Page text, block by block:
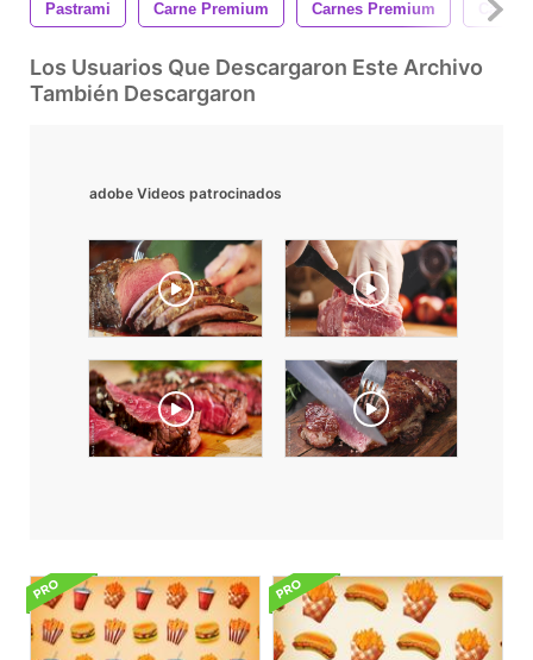
Pastrami Carne Premium Carnes Premium
Los Usuarios Que Descargaron Este Archivo
También Descargaron
adobe Videos patrocinados